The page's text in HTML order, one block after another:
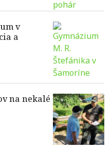
v
a
na nekalé